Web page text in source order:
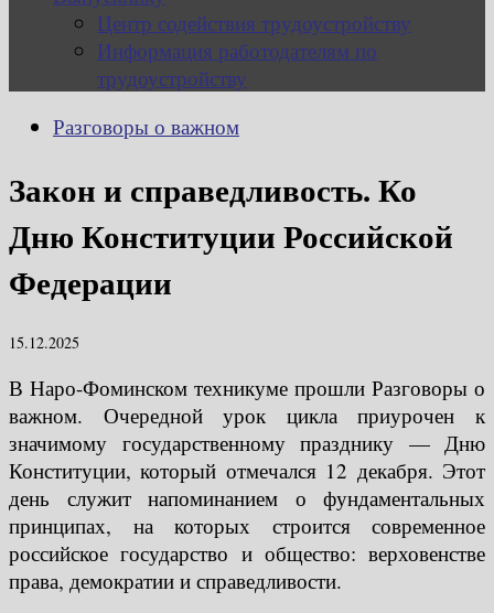
Центр содействия трудоустройству
Информация работодателям по
трудоустройству
Разговоры о важном
Закон и справедливость. Ко
Дню Конституции Российской
Федерации
15.12.2025
В Наро-Фоминском техникуме прошли Разговоры о
важном. Очередной урок цикла приурочен к
значимому государственному празднику — Дню
Конституции, который отмечался 12 декабря. Этот
день служит напоминанием о фундаментальных
принципах, на которых строится современное
российское государство и общество: верховенстве
права, демократии и справедливости.